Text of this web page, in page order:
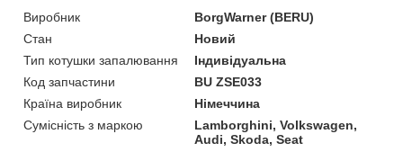
Виробник
BorgWarner (BERU)
Стан
Новий
Тип котушки запалювання
Індивідуальна
Код запчастини
BU ZSE033
Країна виробник
Німеччина
Сумісність з маркою
Lamborghini, Volkswagen,
Audi, Skoda, Seat